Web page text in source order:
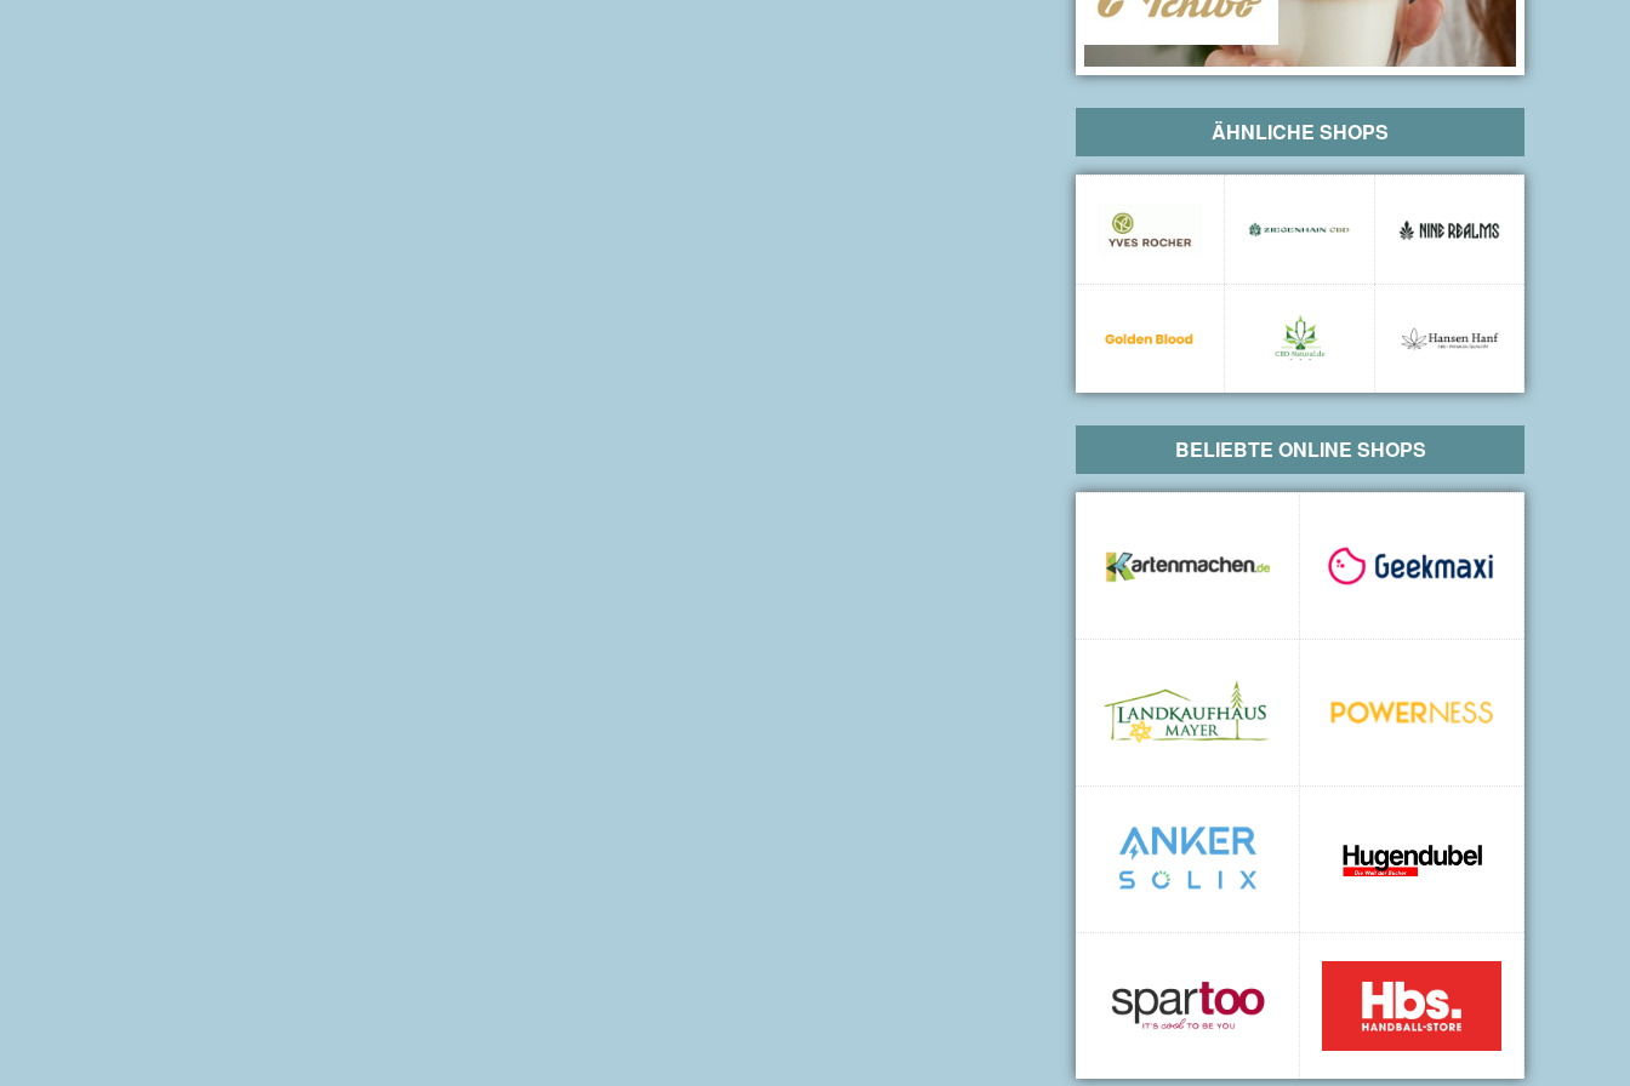
ÄHNLICHE SHOPS
BELIEBTE ONLINE SHOPS